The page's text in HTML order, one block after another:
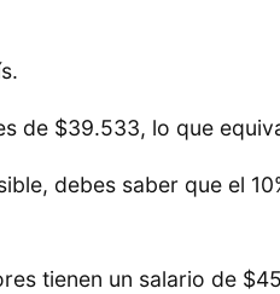
de $39.533, lo que
debes saber que el
tienen un salario de